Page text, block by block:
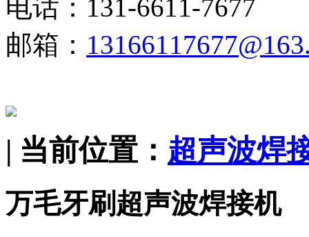
电话：131-6611-7677
邮箱：
| 当前位置： 超声波焊
万毛牙刷超声波焊接机